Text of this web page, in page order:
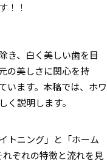
！！
き、白く美しい歯を目
の美しさに関心を持
います。本稿では、ホワ
く説明します。
トニング」と「ホーム
ぞれの特徴と流れを見